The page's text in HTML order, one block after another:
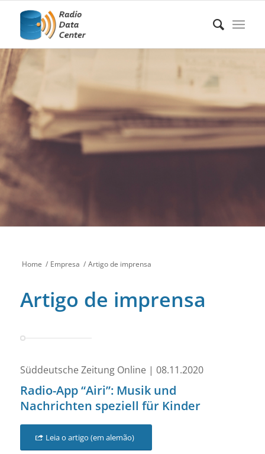
Home / Empresa / Artigo de imprensa
Artigo de imprensa
Süddeutsche Zeitung Online | 08.11.2020
Radio-App “Airi”: Musik und
Nachrichten speziell für Kinder
Leia o artigo (em alemão)